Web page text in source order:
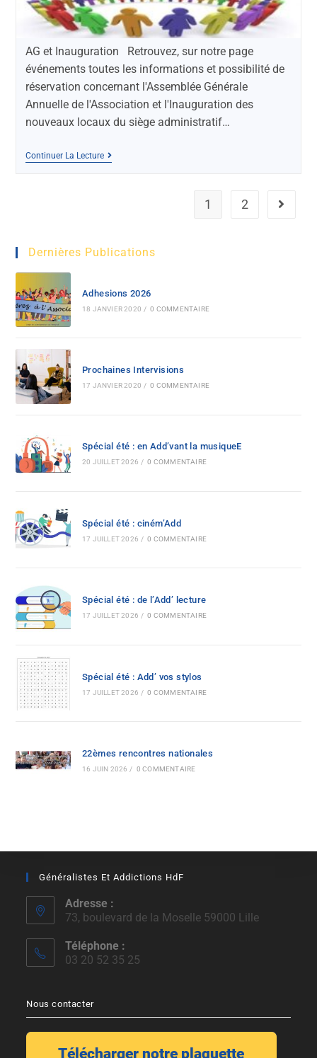
AG et Inauguration Retrouvez, sur notre page
événements toutes les informations et possibilité de
réservation concernant l'Assemblée Générale
Annuelle de l'Association et l'Inauguration des
nouveaux locaux du siège administratif…
Continuer La Lecture
1 2
Dernières Publications
Adhesions 2026
18 JANVIER 2020 / 0 COMMENTAIRE
Prochaines Intervisions
17 JANVIER 2020 / 0 COMMENTAIRE
Spécial été : en Add’vant la musiqueE
20 JUILLET 2026 / 0 COMMENTAIRE
Spécial été : ciném’Add
17 JUILLET 2026 / 0 COMMENTAIRE
Spécial été : de l’Add’ lecture
17 JUILLET 2026 / 0 COMMENTAIRE
Spécial été : Add’ vos stylos
17 JUILLET 2026 / 0 COMMENTAIRE
22èmes rencontres nationales
16 JUIN 2026 / 0 COMMENTAIRE
Généralistes Et Addictions HdF
Adresse :
73, boulevard de la Moselle 59000 Lille
Téléphone :
03 20 52 35 25
Nous contacter